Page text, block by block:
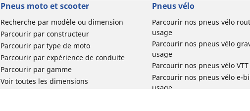
Pneus moto et scooter
Recherche par modèle ou dimension
Parcourir par constructeur
Parcourir par type de moto
Parcourir par expérience de conduite
Parcourir par gamme
Voir toutes les dimensions
Pneus vélo
Parcourir nos pneus vélo
usage
Parcourir nos pneus vélo
usage
Parcourir nos pneus vélo
Parcourir nos pneus vélo e-
usage